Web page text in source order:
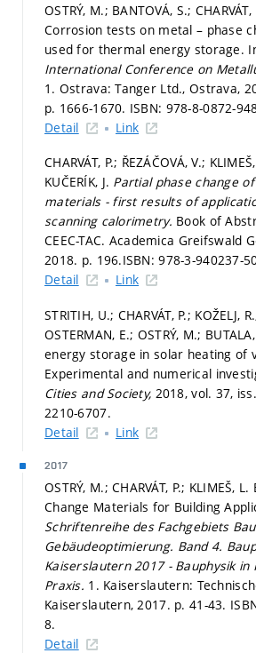
OSTRÝ, M.; BANTOVÁ, S.; CHARVÁT,
Corrosion tests on metal – phase
used for thermal energy storage.
International Conference on
1. Ostrava: Tanger Ltd., Ostrava,
p. 1666-1670. ISBN: 978-8-0872-
Detail
Link
CHARVÁT, P.; ŘEZÁČOVÁ, V.;
KUČERÍK, J. Partial phase change
materials - first results of
scanning calorimetry. Book of
CEEC-TAC. Academica Greifswald
2018. p. 196.ISBN: 978-3-940237-
Detail
Link
STRITIH, U.; CHARVÁT, P.; KOŽELJ,
OSTERMAN, E.; OSTRÝ, M.;
energy storage in solar heating of
Experimental and numerical
Cities and Society, 2018, vol. 37,
2210-6707.
Detail
Link
2017
OSTRÝ, M.; CHARVÁT, P.; KLIMEŠ,
Change Materials for Building
Schriftenreihe des Fachgebiets
Gebäudeoptimierung. Band 4.
Kaiserslautern 2017 - Bauphysik in
Praxis. 1. Kaiserslautern:
Kaiserslautern, 2017. p. 41-43.
8.
Detail